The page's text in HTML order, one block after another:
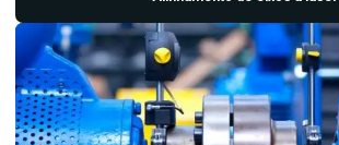
Manutenção industrial preditiva
Manutenção preditiva industrial
Manutenção preditiva ultrassom
Medição e análise de vibrações